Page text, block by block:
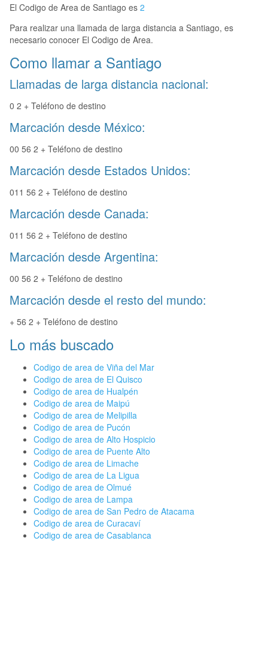
El Codigo de Area de Santiago es 2
Para realizar una llamada de larga distancia a Santiago, es
necesario conocer El Codigo de Area.
Como llamar a Santiago
Llamadas de larga distancia nacional:
0 2 + Teléfono de destino
Marcación desde México:
00 56 2 + Teléfono de destino
Marcación desde Estados Unidos:
011 56 2 + Teléfono de destino
Marcación desde Canada:
011 56 2 + Teléfono de destino
Marcación desde Argentina:
00 56 2 + Teléfono de destino
Marcación desde el resto del mundo:
+ 56 2 + Teléfono de destino
Lo más buscado
Codigo de area de Viña del Mar
Codigo de area de El Quisco
Codigo de area de Hualpén
Codigo de area de Maipú
Codigo de area de Melipilla
Codigo de area de Pucón
Codigo de area de Alto Hospicio
Codigo de area de Puente Alto
Codigo de area de Limache
Codigo de area de La Ligua
Codigo de area de Olmué
Codigo de area de Lampa
Codigo de area de San Pedro de Atacama
Codigo de area de Curacaví
Codigo de area de Casablanca